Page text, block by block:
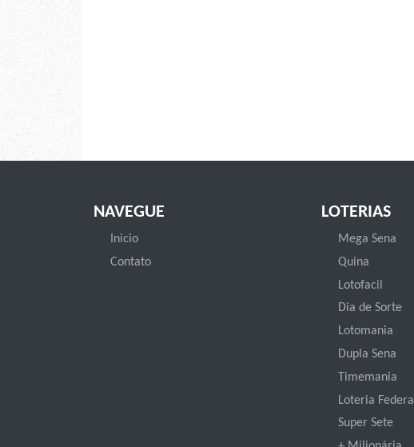
NAVEGUE
Inicio
Contato
LOTERIAS
Mega Sena
Quina
Lotofacil
Dia de Sorte
Lotomania
Dupla Sena
Timemania
Loteria Federal
Super Sete